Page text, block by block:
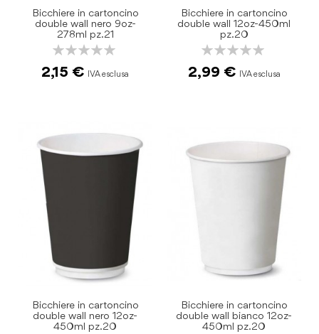
Bicchiere in cartoncino
double wall nero 9oz-
278ml pz.21
Rating:
2,15 €
Bicchiere in cartoncino
double wall 12oz-450ml
pz.20
Rating:
2,99 €
Bicchiere in cartoncino
double wall nero 12oz-
450ml pz.20
Bicchiere in cartoncino
double wall bianco 12oz-
450ml pz.20